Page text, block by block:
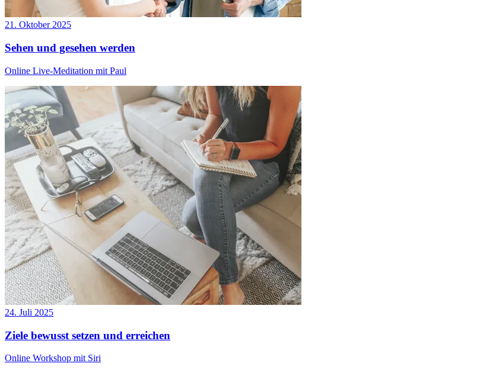
21. Oktober 2025
Sehen und gesehen werden
Online Live-Meditation mit Paul
24. Juli 2025
Ziele bewusst setzen und erreichen
Online Workshop mit Siri